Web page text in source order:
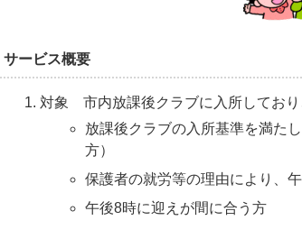
サービス概要
対象 市内放課後クラブに入所してお
放課後クラブの入所基準を満た
方）
保護者の就労等の理由により、
午後8時に迎えが間に合う方